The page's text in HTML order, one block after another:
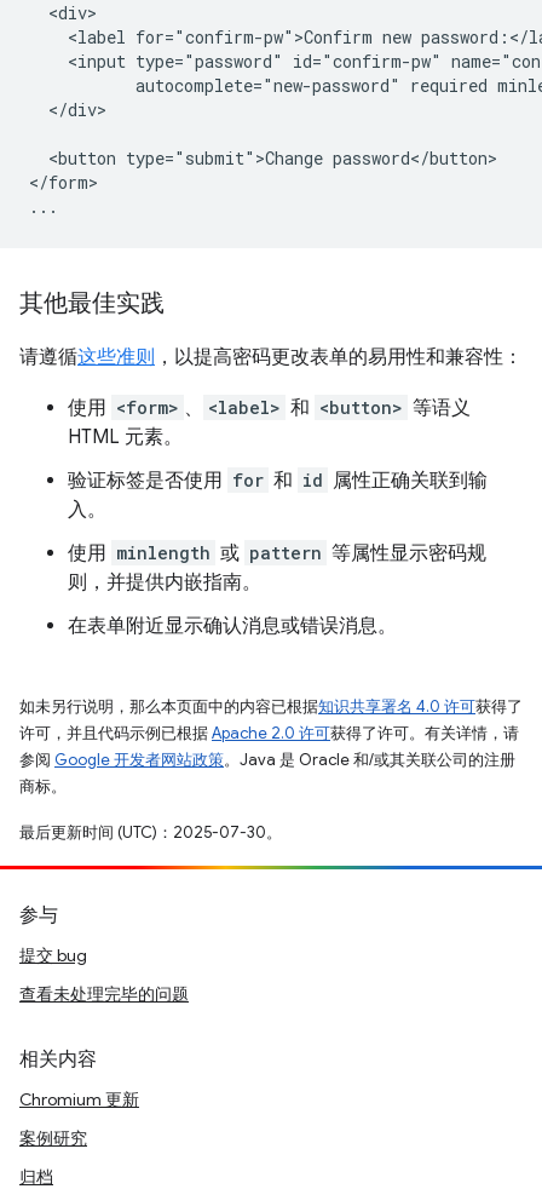
  <div>
<label for="confirm-pw">Confirm new password:</
<input type="password" id="confirm-pw"
autocomplete="new-password" required
  </div>
  <button type="submit">Change password</button>
</form>
其他最佳实践
请遵循这些准则 ，以提高密码更改表单的易用性和兼容性：
使用 <form> 、 <label> 和 <button> 等语义
HTML 元素。
验证标签是否使用 for 和 id 属性正确关联到输
入。
使用 minlength 或 pattern 等属性显示密码规
则，并提供内嵌指南。
在表单附近显示确认消息或错误消息。
如未另行说明，那么本页面中的内容已根据知识共享署名 4.0 许可获得了
许可，并且代码示例已根据Apache 2.0 许可获得了许可。有关详情，请
参阅 Google 开发者网站政策。Java 是 Oracle 和/或其关联公司的注册
商标。
最后更新时间 (UTC)：2025-07-30。
参与
提交 bug
查看未处理完毕的问题
相关内容
Chromium 更新
案例研究
归档